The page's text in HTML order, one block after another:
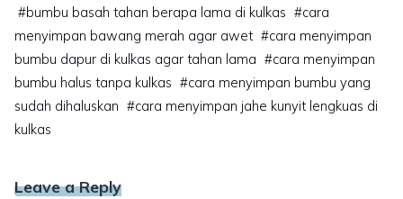
#bumbu basah tahan berapa lama di kulkas #cara
menyimpan bawang merah agar awet #cara menyimpan
bumbu dapur di kulkas agar tahan lama #cara menyimpan
bumbu halus tanpa kulkas #cara menyimpan bumbu yang
sudah dihaluskan #cara menyimpan jahe kunyit lengkuas di
kulkas
Leave a Reply